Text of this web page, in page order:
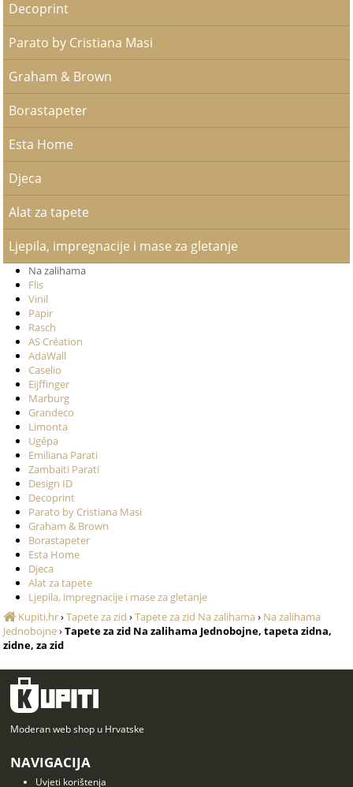
Decoprint
Parato by Cristiana Masi
Graham & Brown
Borastapeter
Esta Home
Djeca
Alat za tapete
Ljepila, impregnacije i mase za gletanje
Na zalihama
Flis
Vinil
Papir
Rasch
AS Création
AdaWall
Caselio
Eijffinger
Marburg
Grandeco
Limonta
Ugépa
Emiliana Parati
Zambaiti Parati
Design ID
Decoprint
Parato by Cristiana Masi
Graham & Brown
Borastapeter
Esta Home
Djeca
Alat za tapete
Ljepila, impregnacije i mase za gletanje
Kupiti.hr›Tapete za zid ›Tapete za zid Na zalihama› Na zalihama
Jednobojne›Tapete za zid Na zalihama Jednobojne, tapeta zidna,
zidne, za zid
Moderan web shop u Hrvatske
NAVIGACIJA
Uvjeti korištenja